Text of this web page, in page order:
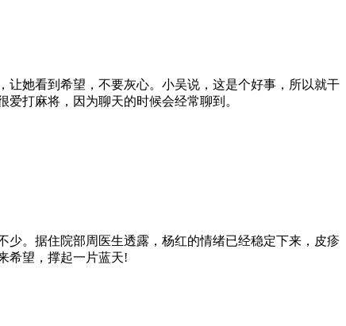
她看到希望，不要灰心。小吴说，这是个好事，所以就干
打麻将，因为聊天的时候会经常聊到。
。据住院部周医生透露，杨红的情绪已经稳定下来，皮疹
希望，撑起一片蓝天!